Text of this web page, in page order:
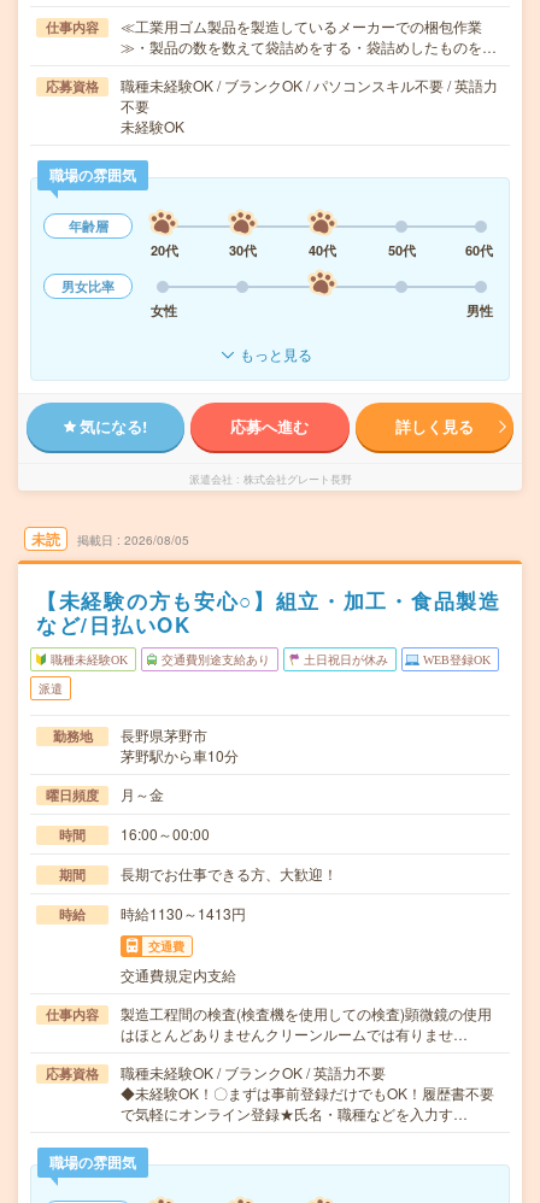
仕事内容
≪工業用ゴム製品を製造しているメーカーでの梱包作業
≫・製品の数を数えて袋詰めをする・袋詰めしたものを…
応募資格
職種未経験OK / ブランクOK / パソコンスキル不要 / 英語力
不要
未経験OK
職場の雰囲気
年齢層
20代
30代 40代 50代
60代
男女比率
女性
男性
もっと見る
気になる! 応募へ進む 詳しく見る
派遣会社 株式会社グレート長野
未読 掲載日 2026/08/05
【未経験の方も安心○】組立・加工・食品製造
など/日払いOK
職種未経験OK 交通費別途支給あり 土日祝日が休み WEB登録OK
派遣
勤務地
長野県茅野市
茅野駅から車10分
曜日頻度 月～金
時間 16:00～00:00
期間 長期でお仕事できる方、大歓迎！
時給 時給1130～1413円
交通費
交通費規定内支給
仕事内容
製造工程間の検査(検査機を使用しての検査)顕微鏡の使用
はほとんどありませんクリーンルームでは有りませ…
応募資格
職種未経験OK / ブランクOK / 英語力不要
◆未経験OK！〇まずは事前登録だけでもOK！履歴書不要
で気軽にオンライン登録★氏名・職種などを入力す…
職場の雰囲気